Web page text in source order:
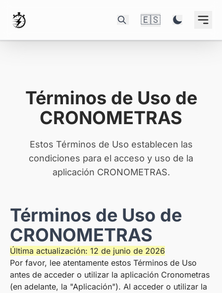
🇪🇸
Términos de Uso de
CRONOMETRAS
Estos Términos de Uso establecen las
condiciones para el acceso y uso de la
aplicación CRONOMETRAS.
Términos de Uso de
CRONOMETRAS
Última actualización: 12 de junio de 2026
Por favor, lee atentamente estos Términos de Uso
antes de acceder o utilizar la aplicación Cronometras
(en adelante, la "Aplicación"). Al acceder o utilizar la